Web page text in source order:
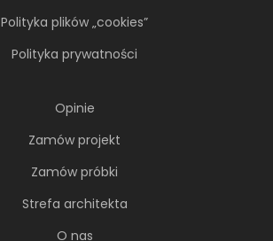
Polityka plików „cookies”
Polityka prywatności
Opinie
Zamów projekt
Zamów próbki
Strefa architekta
O nas